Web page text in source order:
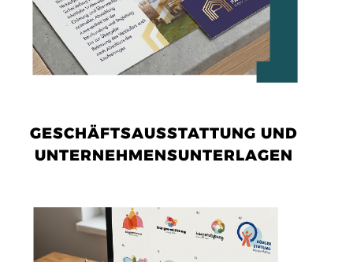
GESCHÄFTSAUSSTATTUNG UND
UNTERNEHMENSUNTERLAGEN